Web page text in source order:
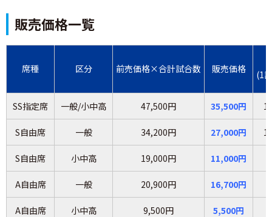
販売価格一覧
席種 区分 前売価格×合計試合数 販売価格
(1
SS指定席 一般/小中高 47,500円 35,500円
S自由席 一般 34,200円 27,000円
S自由席 小中高 19,000円 11,000円
A自由席 一般 20,900円 16,700円
A自由席 小中高 9,500円 5,500円